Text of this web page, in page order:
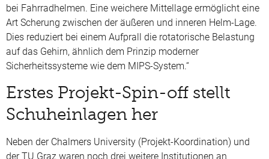
bei Fahrradhelmen. Eine weichere Mittellage ermöglicht eine
Art Scherung zwischen der äußeren und inneren Helm-Lage.
Dies reduziert bei einem Aufprall die rotatorische Belastung
auf das Gehirn, ähnlich dem Prinzip moderner
Sicherheitssysteme wie dem MIPS-System.“
Erstes Projekt-Spin-off stellt
Schuheinlagen her
Neben der Chalmers University (Projekt-Koordination) und
der TU Graz waren noch drei weitere Institutionen an